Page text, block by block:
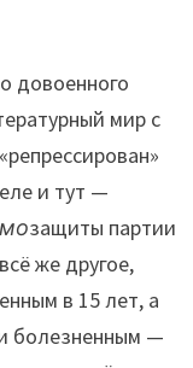
довоенного
мир с
и тут —
защиты партии
же другое,
в 15 лет, а
болезненным —